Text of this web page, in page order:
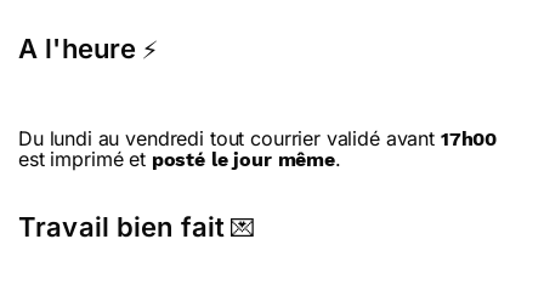
A l'heure ⚡
Du lundi au vendredi tout courrier validé avant 17h00
est imprimé et posté le jour même.
Travail bien fait 💌